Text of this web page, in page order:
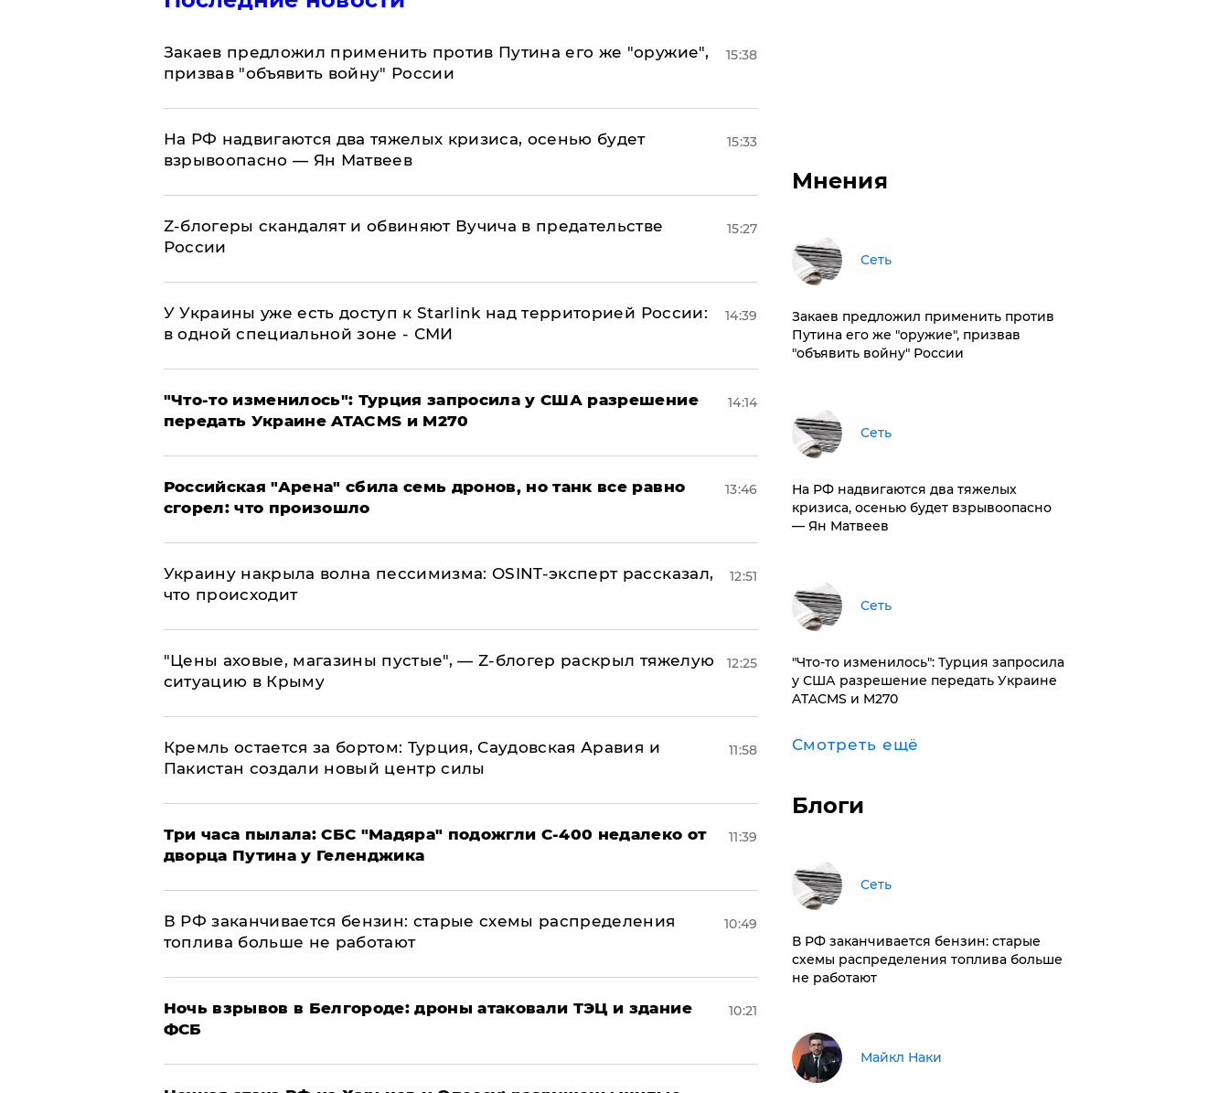
Закаев предложил применить против Путина его же "оружие",
призвав "объявить войну" России
15:38
На РФ надвигаются два тяжелых кризиса, осенью будет
взрывоопасно — Ян Матвеев
15:33
Z-блогеры скандалят и обвиняют Вучича в предательстве
России
15:27
У Украины уже есть доступ к Starlink над территорией России:
в одной специальной зоне - СМИ
14:39
​"Что-то изменилось": Турция запросила у США разрешение
передать Украине ATACMS и M270
14:14
​Российская "Арена" сбила семь дронов, но танк все равно
сгорел: что произошло
13:46
​Украину накрыла волна пессимизма: OSINT-эксперт рассказал,
что происходит
12:51
​"Цены аховые, магазины пустые", — Z-блогер раскрыл тяжелую
ситуацию в Крыму
12:25
​Кремль остается за бортом: Турция, Саудовская Аравия и
Пакистан создали новый центр силы
11:58
Три часа пылала: СБС "Мадяра" подожгли С-400 недалеко от
дворца Путина у Геленджика
11:39
​В РФ заканчивается бензин: старые схемы распределения
топлива больше не работают
10:49
​Ночь взрывов в Белгороде: дроны атаковали ТЭЦ и здание
ФСБ
10:21
Мнения
Сеть
Закаев предложил применить против
Путина его же "оружие", призвав
"объявить войну" России
Сеть
На РФ надвигаются два тяжелых
кризиса, осенью будет взрывоопасно
— Ян Матвеев
Сеть
​"Что-то изменилось": Турция запросила
у США разрешение передать Украине
ATACMS и M270
Смотреть ещё
Блоги
Сеть
​В РФ заканчивается бензин: старые
схемы распределения топлива больше
не работают
Майкл Наки